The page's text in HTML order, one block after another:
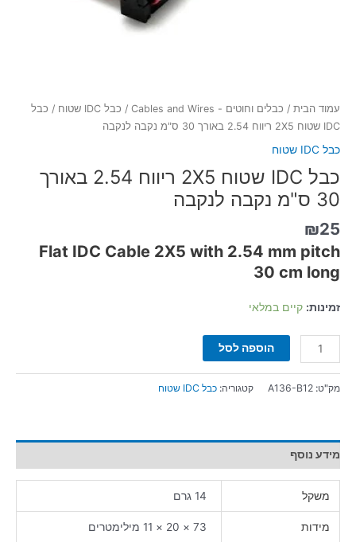
עמוד הבית / כבלים וחוטים - Cables and Wires / כבל IDC שטוח
/ כבל
IDC שטוח 2X5 ריווח 2.54 באורך 30 ס"מ נקבה לנקבה
כבל IDC שטוח
כבל IDC שטוח 2X5 ריווח 2.54 באורך
30 ס"מ נקבה לנקבה
₪25
Flat IDC Cable 2X5 with 2.54 mm pitch
30 cm long
זמינות: קיים במלאי
הוספה לסל
מק"ט: A136-B12 קטגוריה: כבל IDC שטוח
מידע נוסף
משקל 14 גרם
מידות 73 × 20 × 11 מילימטרים